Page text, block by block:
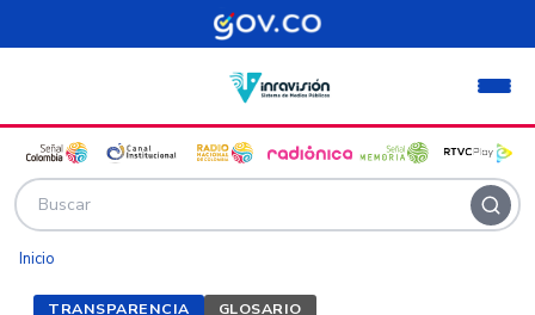
Pasar al contenido principal
Inicio
TRANSPARENCIA GLOSARIO